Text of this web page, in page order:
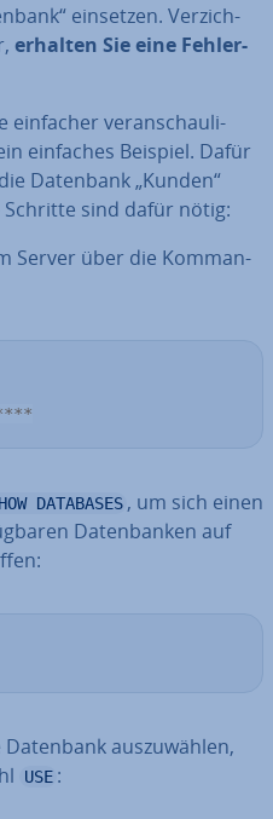
einsetzen. Ver­zich­
erhalten Sie eine Feh­ler­
einfacher ver­an­schau­li­
einfaches Beispiel. Dafür
Datenbank „Kunden“
sind dafür nötig:
Server über die Kom­man­
***
DATABASES , um sich einen
Da­ten­ban­ken auf
aus­zu­wäh­len,
USE :